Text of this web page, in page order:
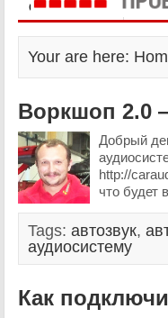
Статьи и видео
Your are here:
Воркшоп 2.0
Добрый
http://
что будет
Tags: автозвук,
аудиосистему
Как